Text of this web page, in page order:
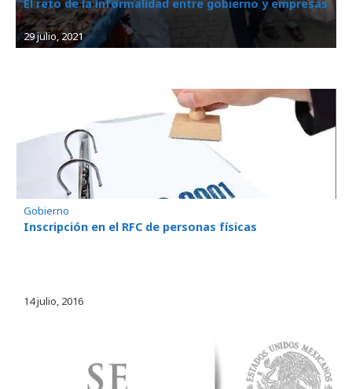
El reto de la informalidad entre gobierno y empresas
29 julio, 2021
Gobierno
Inscripción en el RFC de personas físicas
14 julio, 2016